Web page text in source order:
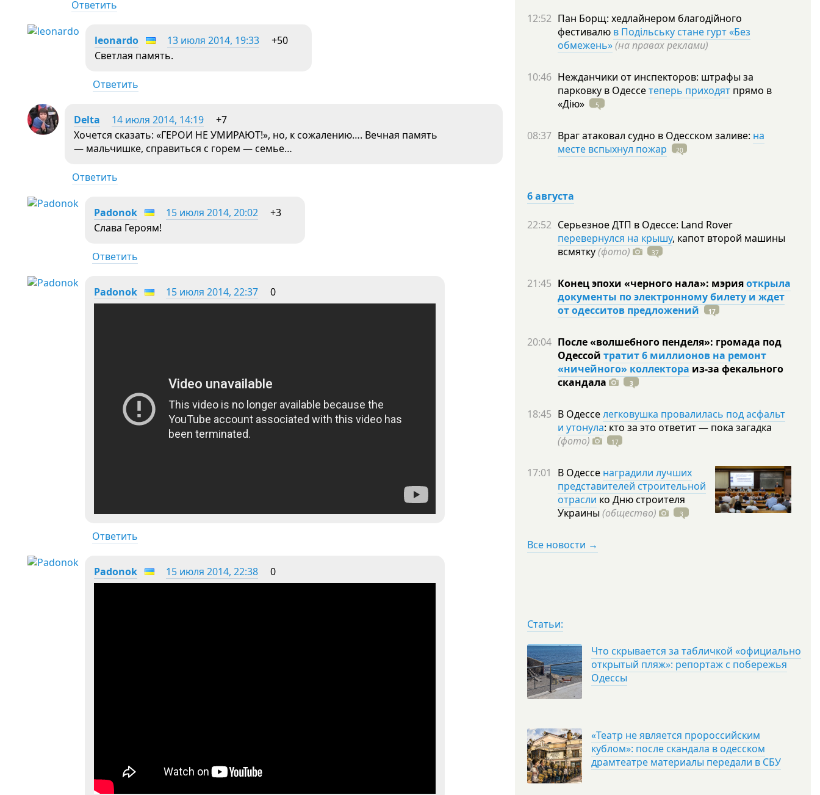
Ответить
leonardo 13 июля 2014, 19:33
+50
Светлая память.
Ответить
Delta 14 июля 2014, 14:19
+7
Хочется сказать: «ГЕРОИ НЕ УМИРАЮТ!», но, к сожалению…. Вечная память
— мальчишке, справиться с горем — семье…
Ответить
Padonok 15 июля 2014, 20:02
+3
Слава Героям!
Ответить
Padonok 15 июля 2014, 22:37 0
Ответить
Padonok 15 июля 2014, 22:38 0
12:52 Пан Борщ: хедлайнером благодійного
фестивалю в Подільську стане гурт «Без
обмежень»(на правах реклами)
10:46 Нежданчики от инспекторов: штрафы за
парковку в Одессетеперь приходят прямо в
«Дію»
5
08:37 Враг атаковал судно в Одесском заливе: на
месте вспыхнул пожар
20
6 августа
22:52 Серьезное ДТП в Одессе: Land Rover
перевернулся на крышу, капот второй машины
всмятку(фото) 37
21:45 Конец эпохи «черного нала»: мэрияоткрыла
документы по электронному билету и ждет
от одесситов предложений
17
20:04 После «волшебного пенделя»: громада под
Одессой тратит 6 миллионов на ремонт
«ничейного» коллектора из-за фекального
скандала
3
18:45 В Одесселегковушка провалилась под асфальт
и утонула: кто за это ответит — пока загадка
(фото)
17
17:01 В Одессе наградили лучших
представителей строительной
отрасли ко Дню строителя
Украины (общество) 3
Все новости →
Статьи:
Что скрывается за табличкой «официально
открытый пляж»: репортаж с побережья
Одессы
«Театр не является пророссийским
кублом»: после скандала в одесском
драмтеатре материалы передали в СБУ